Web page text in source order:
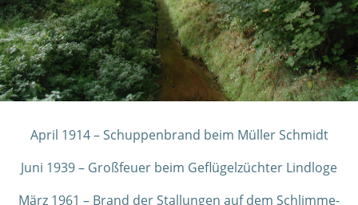
April 1914 – Schuppenbrand beim Müller Schmidt
Juni 1939 – Großfeuer beim Geflügelzüchter Lindloge
März 1961 – Brand der Stallungen auf dem Schlimme-